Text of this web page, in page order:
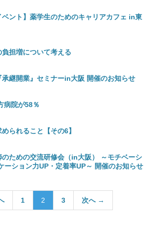
ント】薬学生のためのキャリアカフェ in東
担増について考える
承継開業』セミナーin大阪 開催のお知らせ
病院が58％
られること【その6】
のための交流研修会（in大阪） ～モチベーシ
ーション力UP・定着率UP～ 開催のお知らせ
1 2 3 次へ →